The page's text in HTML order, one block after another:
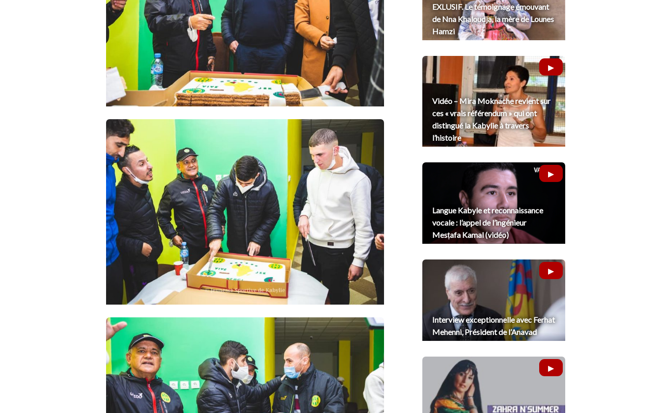
EXLUSIF. Le témoignage émouvant
de Nna Khaloudja, la mère de Lounes
Hamzi
Vidéo – Mira Moknache revient sur
ces « vrais référendum » qui ont
distingué la Kabylie à travers
l’histoire
Langue Kabyle et reconnaissance
vocale : l’appel de l’ingénieur
Mesṭafa Kamal (vidéo)
Interview exceptionnelle avec Ferhat
Mehenni, Président de l’Anavad